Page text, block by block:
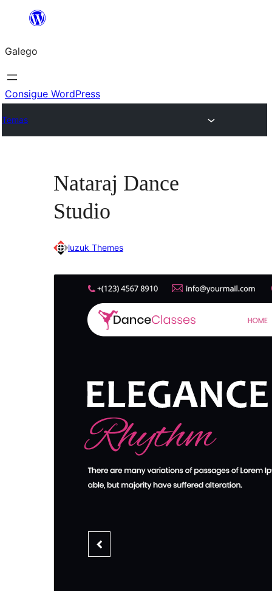
Saltar
contido
Galego
Consigue WordPress
Temas
Nataraj Dance
Studio
luzuk Themes